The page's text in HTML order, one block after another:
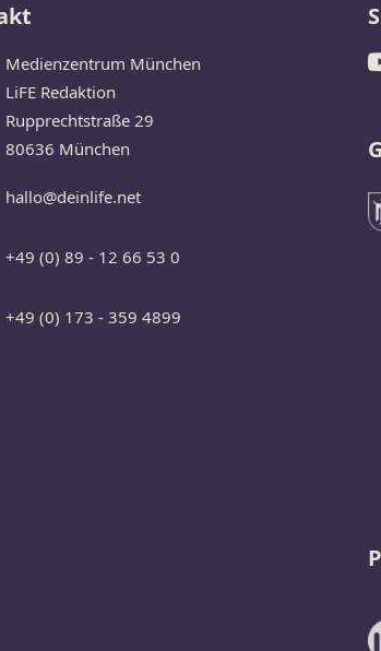
Medienzentrum München
LiFE Redaktion
Rupprechtstraße 29
80636 München
hallo@deinlife.net
+49 (0) 89 - 12 66 53 0
+49 (0) 173 - 359 4899